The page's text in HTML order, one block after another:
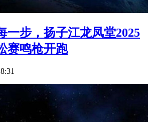
一步，扬子江龙凤堂2025
赛鸣枪开跑